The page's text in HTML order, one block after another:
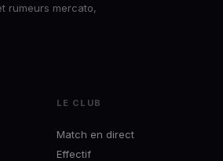
rumeurs mercato,
LE CLUB
Match en direct
Effectif